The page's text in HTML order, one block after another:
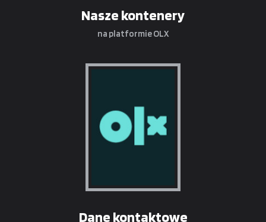
Nasze kontenery
na platformie OLX
Dane kontaktowe